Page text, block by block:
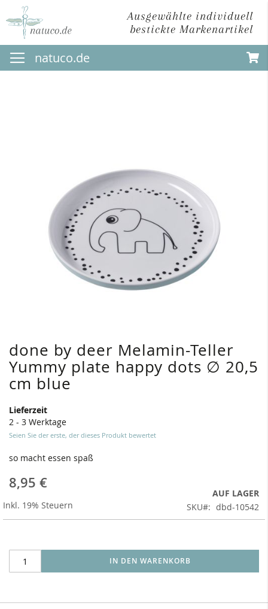
Ausgewählte individuell
bestickte Markenartikel
Direkt
zum
Inhalt
natuco.de
done by deer Melamin-Teller
Yummy plate happy dots ∅ 20,5
cm blue
Lieferzeit
2 - 3 Werktage
Seien Sie der erste, der dieses Produkt bewertet
so macht essen spaß
8,95 €
Inkl. 19% Steuern
AUF LAGER
SKU
dbd-10542
IN DEN WARENKORB
Zum
Anfang
der
Bildergalerie